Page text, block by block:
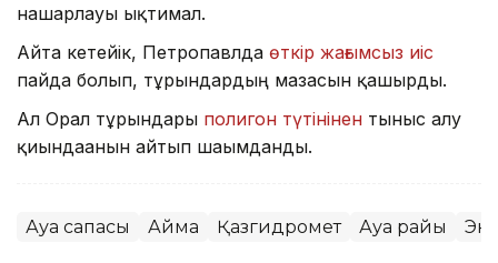
нашарлауы ықтимал.
Айта кетейік, Петропавлда өткір жағымсыз иіс
пайда болып, тұрғындардың мазасын қашырды.
Ал Орал тұрғындары полигон түтінінен тыныс алу
қиындағанын айтып шағымданды.
Ауа сапасы Аймақ Қазгидромет Ауа райы